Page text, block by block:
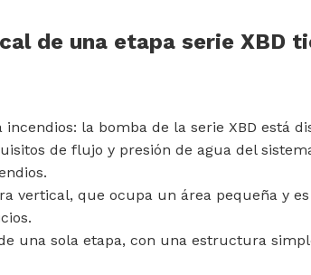
de una etapa serie XBD
la bomba de la serie XBD está
de flujo y presión de agua del
que ocupa un área pequeña y
una sola etapa, con una estructura